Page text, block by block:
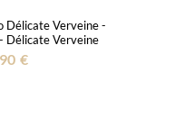
Délicate Verveine -
Délicate Verveine
€